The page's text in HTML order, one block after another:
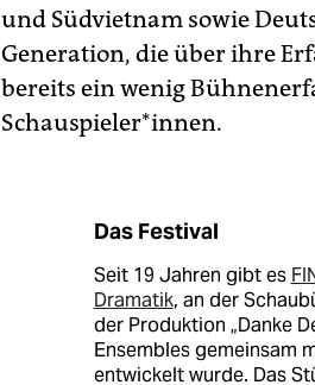
und Südvietnam sowie
Generation, die über ihre
bereits ein wenig
Schauspieler*innen.
Das Festival
Seit 19 Jahren gibt es
Dramatik, an der
der Produktion „Danke
Ensembles gemeinsam
entwickelt wurde. Das